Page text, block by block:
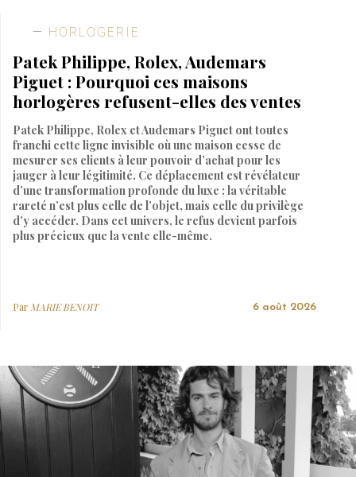
HORLOGERIE
Patek Philippe, Rolex, Audemars
Piguet : Pourquoi ces maisons
horlogères refusent-elles des ventes
Patek Philippe, Rolex et Audemars Piguet ont toutes
franchi cette ligne invisible où une maison cesse de
mesurer ses clients à leur pouvoir d’achat pour les
jauger à leur légitimité. Ce déplacement est révélateur
d’une transformation profonde du luxe : la véritable
rareté n’est plus celle de l’objet, mais celle du privilège
d’y accéder. Dans cet univers, le refus devient parfois
plus précieux que la vente elle-même.
Par MARIE BENOIT 6 août 2026